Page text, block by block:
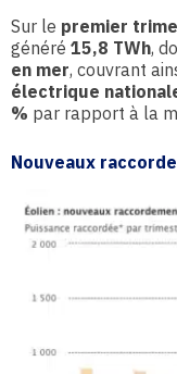
Sur le premier
généré 15,8 TWh,
en mer, couvrant
électrique
% par rapport à la
Nouveaux